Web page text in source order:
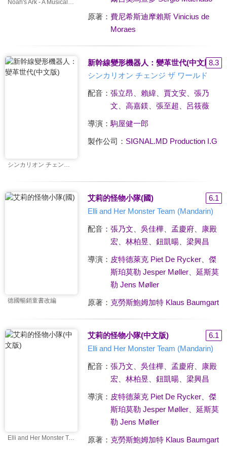
Noah's Ark - A Musical Adventure (Mandarin)
原著： 費尼希斯迪摩賴斯 Vinicius de
Moraes
シンカリオン チェンジ ザ ワールド
新幹線變形機器人：變革世代(中文版)8.3
シンカリオン チェンジ ザ ワールド
配音： 張立昂 賴緯、 賈文安、 張乃
文
高嘉鎂 張至超 呂筱薇
導演： 駒屋健一郎
製作公司： SIGNAL.MD Production I.G
德國暢銷童書改編
艾莉的怪物小隊(國)
6.1
Elli and Her Monster Team (Mandarin)
配音： 張乃文 吳佳樺、 孟慶府、
康殿
宏
林柏昱 鈕凱暘、 梁興昌
導演： 皮特德萊克 Piet De Rycker、 傑
斯珀莫勒 Jesper Møller、 延斯莫
勒 Jens Møller
原著： 克勞斯鮑姆加特 Klaus Baumgart
Elli and Her Monster Team (Mandarin)
艾莉的怪物小隊(中文版)
6.1
Elli and Her Monster Team (Mandarin)
配音： 張乃文 吳佳樺、 孟慶府、
康殿
宏
林柏昱 鈕凱暘、 梁興昌
導演： 皮特德萊克 Piet De Rycker、 傑
斯珀莫勒 Jesper Møller、 延斯莫
勒 Jens Møller
原著： 克勞斯鮑姆加特 Klaus Baumgart